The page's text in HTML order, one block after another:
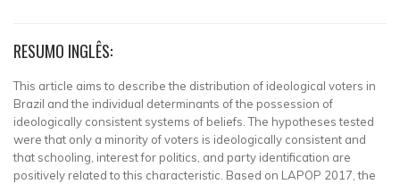
RESUMO INGLÊS:
This article aims to describe the distribution of ideological voters in
Brazil and the individual determinants of the possession of
ideologically consistent systems of beliefs. The hypotheses tested
were that only a minority of voters is ideologically consistent and
that schooling, interest for politics, and party identification are
positively related to this characteristic. Based on LAPOP 2017, the